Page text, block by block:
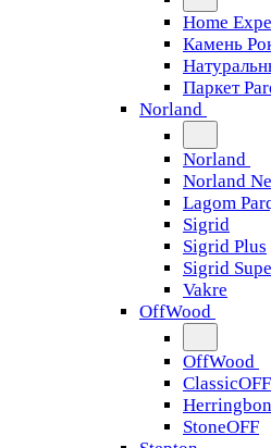
Home
Камень
Паркет
Norland
Norland
Norland
Lagom
Sigrid
Sigrid Plus
Sigrid
Vakre
OffWood
OffWood
ClassicOFF
StoneOFF